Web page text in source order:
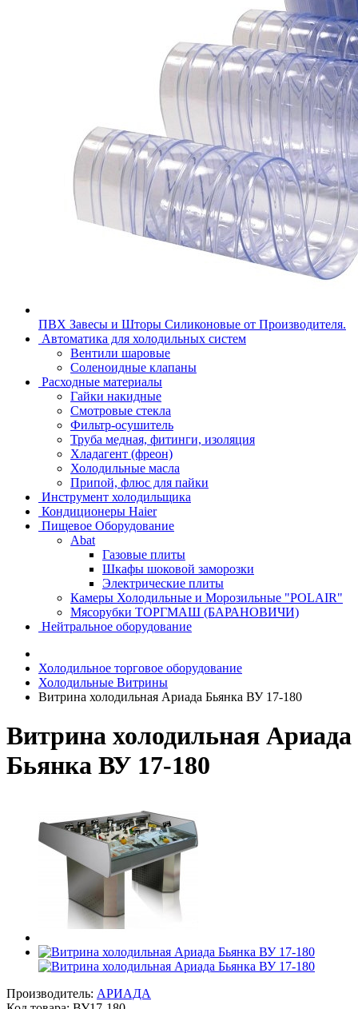
ПВХ Завесы и Шторы Силиконовые от Производителя.
Автоматика для холодильных систем
Вентили шаровые
Соленоидные клапаны
Расходные материалы
Гайки накидные
Смотровые стекла
Фильтр-осушитель
Труба медная, фитинги, изоляция
Хладагент (фреон)
Холодильные масла
Припой, флюс для пайки
Инструмент холодильщика
Кондиционеры Haier
Пищевое Оборудование
Abat
Газовые плиты
Шкафы шоковой заморозки
Электрические плиты
Камеры Холодильные и Морозильные "POLAIR"
Мясорубки ТОРГМАШ (БАРАНОВИЧИ)
Нейтральное оборудование
Холодильное торговое оборудование
Холодильные Витрины
Витрина холодильная Ариада Бьянка ВУ 17-180
Витрина холодильная Ариада
Бьянка ВУ 17-180
Производитель: АРИАДА